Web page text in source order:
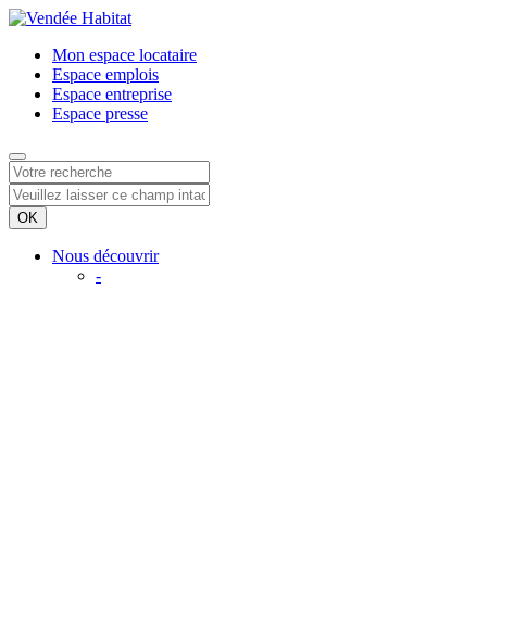
Mon espace locataire
Espace emplois
Espace entreprise
Espace presse
Nous découvrir
-